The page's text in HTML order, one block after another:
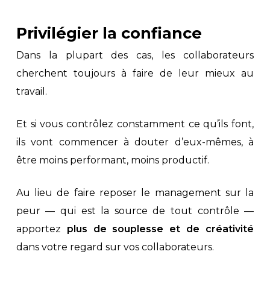
Privilégier la confiance
Dans la plupart des cas, les collaborateurs
cherchent toujours à faire de leur mieux au
travail.
Et si vous contrôlez constamment ce qu’ils font,
ils vont commencer à douter d’eux-mêmes, à
être moins performant, moins productif.
Au lieu de faire reposer le management sur la
peur — qui est la source de tout contrôle —
apportez plus de souplesse et de créativité
dans votre regard sur vos collaborateurs.